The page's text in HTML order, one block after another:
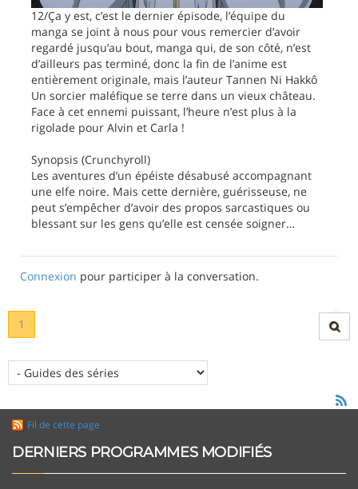
12/Ça y est, c’est le dernier épisode, l’équipe du
manga se joint à nous pour vous remercier d’avoir
regardé jusqu’au bout, manga qui, de son côté, n’est
d’ailleurs pas terminé, donc la fin de l’anime est
entièrement originale, mais l’auteur Tannen Ni Hakkô
Un sorcier maléfique se terre dans un vieux château.
Face à cet ennemi puissant, l’heure n’est plus à la
rigolade pour Alvin et Carla !
Synopsis (Crunchyroll)
Les aventures d’un épéiste désabusé accompagnant
une elfe noire. Mais cette dernière, guérisseuse, ne
peut s’empêcher d’avoir des propos sarcastiques ou
blessant sur les gens qu’elle est censée soigner…
Connexion pour participer à la conversation.
1
Fil de cette page
DERNIERS PROGRAMMES MODIFIÉS